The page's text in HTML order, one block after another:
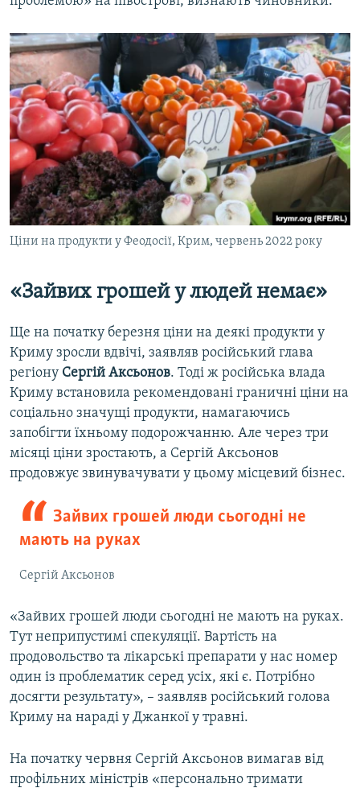
Ціни на продукти у Феодосії, Крим, червень 2022 року
«Зайвих грошей у людей немає»
Ще на початку березня ціни на деякі продукти у
Криму зросли вдвічі, заявляв російський глава
регіону Сергій Аксьонов. Тоді ж російська влада
Криму встановила рекомендовані граничні ціни на
соціально значущі продукти, намагаючись
запобігти їхньому подорожчанню. Але через три
місяці ціни зростають, а Сергій Аксьонов
продовжує звинувачувати у цьому місцевий бізнес.
Зайвих грошей люди сьогодні не
мають на руках
Сергій Аксьонов
«Зайвих грошей люди сьогодні не мають на руках.
Тут неприпустимі спекуляції. Вартість на
продовольство та лікарські препарати у нас номер
один із проблематик серед усіх, які є. Потрібно
досягти результату», – заявляв російський голова
Криму на нараді у Джанкої у травні.
На початку червня Сергій Аксьонов вимагав від
профільних міністрів «персонально тримати